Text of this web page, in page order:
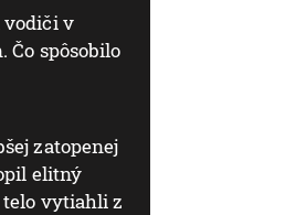
vodiči v
Čo spôsobilo
zatopenej
elitný
telo vytiahli z